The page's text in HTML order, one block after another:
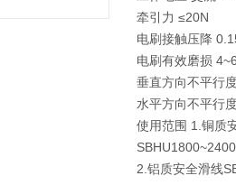
牵引力 ≤20N
电刷接触压降
电刷有效磨损
垂直方向不平行
水平方向不平行
使用范围 1.铜质
SBHU1800~2400
2.铝质安全滑线